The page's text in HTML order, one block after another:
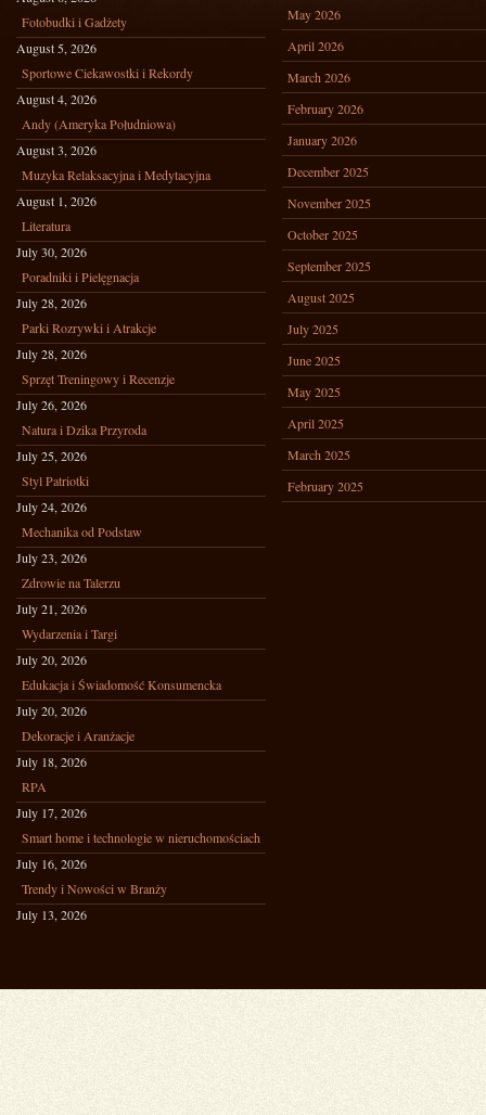
Fotobudki i Gadżety
August 5, 2026
Sportowe Ciekawostki i Rekordy
August 4, 2026
Andy (Ameryka Południowa)
August 3, 2026
Muzyka Relaksacyjna i Medytacyjna
August 1, 2026
Literatura
July 30, 2026
Poradniki i Pielęgnacja
July 28, 2026
Parki Rozrywki i Atrakcje
July 28, 2026
Sprzęt Treningowy i Recenzje
July 26, 2026
Natura i Dzika Przyroda
July 25, 2026
Styl Patriotki
July 24, 2026
Mechanika od Podstaw
July 23, 2026
Zdrowie na Talerzu
July 21, 2026
Wydarzenia i Targi
July 20, 2026
Edukacja i Świadomość Konsumencka
July 20, 2026
Dekoracje i Aranżacje
July 18, 2026
RPA
July 17, 2026
Smart home i technologie w nieruchomościach
July 16, 2026
Trendy i Nowości w Branży
July 13, 2026
May 2026
April 2026
March 2026
February 2026
January 2026
December 2025
November 2025
October 2025
September 2025
August 2025
July 2025
June 2025
May 2025
April 2025
March 2025
February 2025